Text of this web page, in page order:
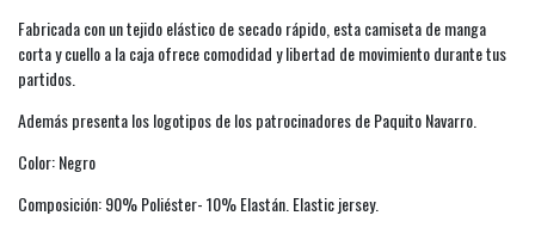
Fabricada con un tejido elástico de secado rápido, esta camiseta de manga
corta y cuello a la caja ofrece comodidad y libertad de movimiento durante tus
partidos.
Además presenta los logotipos de los patrocinadores de Paquito Navarro.
Color: Negro
Composición: 90% Poliéster- 10% Elastán. Elastic jersey.